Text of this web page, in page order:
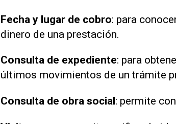
Fecha y lugar de cobro: para
dinero de una prestación.
Consulta de expediente: para
últimos movimientos de un trámite
Consulta de obra social: permite